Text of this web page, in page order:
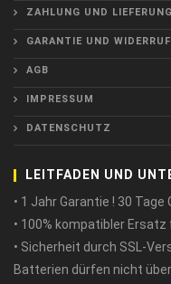
ZAHLUNG UND LIEFERUNG
GARANTIE UND
AGB
IMPRESSUM
DATENSCHUTZ
LEITFADEN UND
• 1 Jahr Garantie ! 30
• 100% kompatibler Ersatz
• Sicherheit durch SSL-
Batterien dürfen nicht